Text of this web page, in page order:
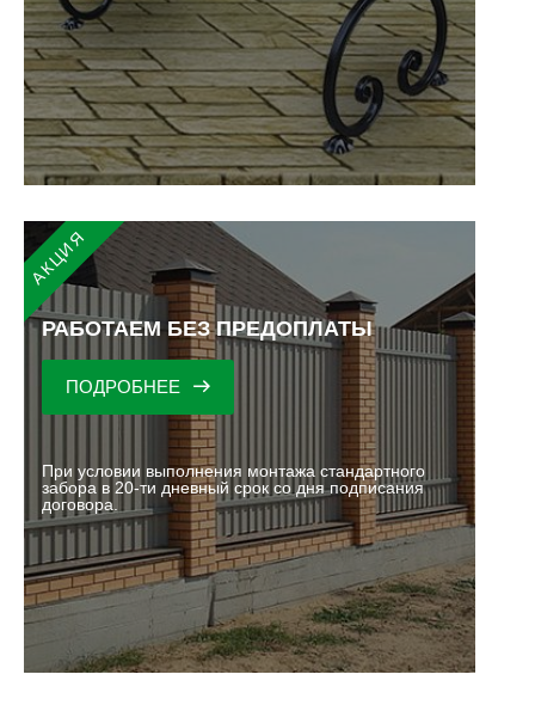
РАБОТАЕМ БЕЗ ПРЕДОПЛАТЫ
ПОДРОБНЕЕ
При условии выполнения монтажа стандартного
забора в 20-ти дневный срок со дня подписания
договора.